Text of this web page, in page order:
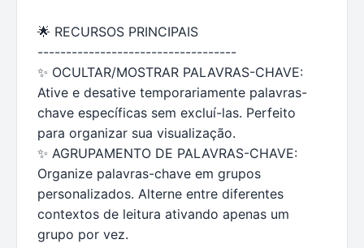
🌟 RECURSOS PRINCIPAIS
-----------------------------------
✨ OCULTAR/MOSTRAR PALAVRAS-CHAVE:
Ative e desative temporariamente palavras-
chave específicas sem excluí-las. Perfeito
para organizar sua visualização.
✨ AGRUPAMENTO DE PALAVRAS-CHAVE:
Organize palavras-chave em grupos
personalizados. Alterne entre diferentes
contextos de leitura ativando apenas um
grupo por vez.